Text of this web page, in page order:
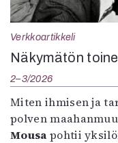
Verkkoartikkeli
Näkymätön
2–3/2026
Miten ihmisen ja
polven
Mousa pohtii